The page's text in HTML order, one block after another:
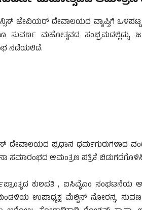
ಜೇವಿಯರ್ ದೇವಾಲಯದ ವ್ಯಾಪ್ತಿಗೆ
ಮಹೋತ್ಸವದ ಸಂಭ್ರಮದಲ್ಲಿದ್ದು,
ನಡೆಯಲಿದೆ.
ಪ್ರಧಾನ ಧರ್ಮಗುರುಗಳಾದ
ಸಮಾರಂಭದ ಆಮಂತ್ರಣ ಪತ್ರಿಕೆ
ಕುಲಪತಿ , ಐಸಿವೈಎಂ ಸಂಘಟನೆಯ
ಉಪಾಧ್ಯಕ್ಷ ಮೆಲ್ವಿನ್ ನೋರನ್ನ,